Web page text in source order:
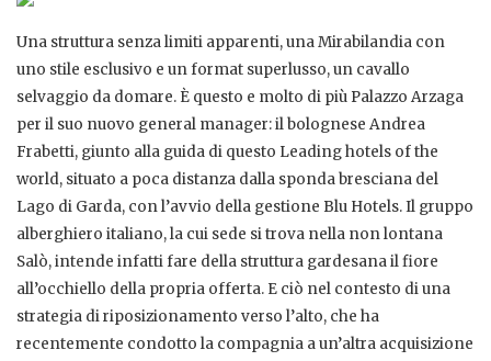
Una struttura senza limiti apparenti, una Mirabilandia con
uno stile esclusivo e un format superlusso, un cavallo
selvaggio da domare. È questo e molto di più Palazzo Arzaga
per il suo nuovo general manager: il bolognese Andrea
Frabetti, giunto alla guida di questo Leading hotels of the
world, situato a poca distanza dalla sponda bresciana del
Lago di Garda, con l’avvio della gestione Blu Hotels. Il gruppo
alberghiero italiano, la cui sede si trova nella non lontana
Salò, intende infatti fare della struttura gardesana il fiore
all’occhiello della propria offerta. E ciò nel contesto di una
strategia di riposizionamento verso l’alto, che ha
recentemente condotto la compagnia a un’altra acquisizione